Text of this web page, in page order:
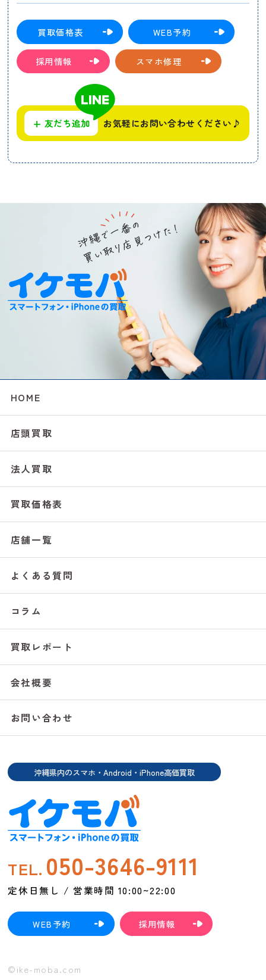
買取価格表 WEB予約
採用情報 スマホ修理
+ 友だち追加 お気軽にお問い合わせください♪
HOME
店頭買取
法人買取
買取価格表
店舗一覧
よくある質問
コラム
買取レポート
会社概要
お問い合わせ
沖縄県内のスマホ・Android・iPhone高価買取
TEL. 050-3646-9111
定休日無し / 営業時間 10:00~22:00
WEB予約 採用情報
©ike-moba.com